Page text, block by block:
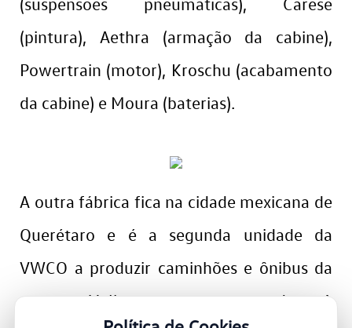
(pintura), Aethra (armação da cabine),
Powertrain (motor), Kroschu (acabamento
da cabine) e Moura (baterias).
A outra fábrica fica na cidade mexicana de
Querétaro e é a segunda unidade da
VWCO a produzir caminhões e ônibus da
marca Volkswagen no mundo. A